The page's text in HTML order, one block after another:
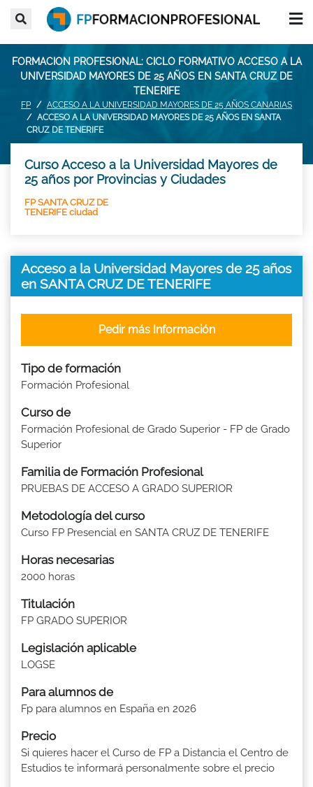
FORMACION PROFESIONAL: CICLO FORMATIVO ACCESO A LA
UNIVERSIDAD MAYORES DE 25 AÑOS EN SANTA CRUZ DE
TENERIFE
FP
ACCESO A LA UNIVERSIDAD MAYORES DE 25 AÑOS CANARIAS
ACCESO A LA UNIVERSIDAD MAYORES DE 25 AÑOS EN SANTA
CRUZ DE TENERIFE
Curso Acceso a la Universidad Mayores de
25 años por Provincias y Ciudades
FP SANTA CRUZ DE
TENERIFE ciudad
Acceso a la Universidad Mayores de 25 años
en SANTA CRUZ DE TENERIFE
Tipo de formación
Formación Profesional
Curso de
Formación Profesional de Grado Superior - FP de Grado
Superior
Familia de Formación Profesional
PRUEBAS DE ACCESO A GRADO SUPERIOR
Metodología del curso
Curso FP Presencial en SANTA CRUZ DE TENERIFE
Horas necesarias
2000 horas
Titulación
FP GRADO SUPERIOR
Legislación aplicable
LOGSE
Para alumnos de
Fp para alumnos en España en 2026
Precio
Si quieres hacer el Curso de FP a Distancia el Centro de
Estudios te informará personalmente sobre el precio
Pedir más Información